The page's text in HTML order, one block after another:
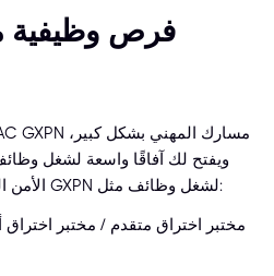
فرص وظيفية
ويفتح لك آفاقًا واسعة لشغل
الأمن السيبراني. يُطلب حاملو شهادة GXPN لشغل وظائف مثل:
مختبر اختراق متقدم / مختبر اختراق